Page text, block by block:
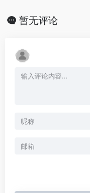
暂无评论